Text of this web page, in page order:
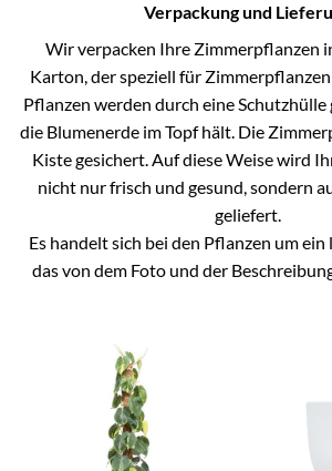
Verpackung und
Wir verpacken Ihre Zimmerpflanzen
Karton, der speziell für
Pflanzen werden durch eine Schutzhülle
die Blumenerde im Topf hält. Die
Kiste gesichert. Auf diese Weise wird
nicht nur frisch und gesund, sondern
geliefert.
Es handelt sich bei den Pflanzen um
das von dem Foto und der